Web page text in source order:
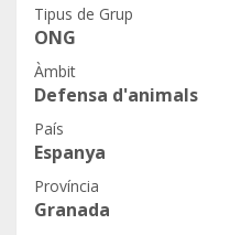
https://
tos/a.454241511349063/
12
https://
tos/a.454241511349063/
13
https://
747356645933
Tipus de Grup
ONG
Àmbit
Defensa d'animals
País
Espanya
Província
Granada